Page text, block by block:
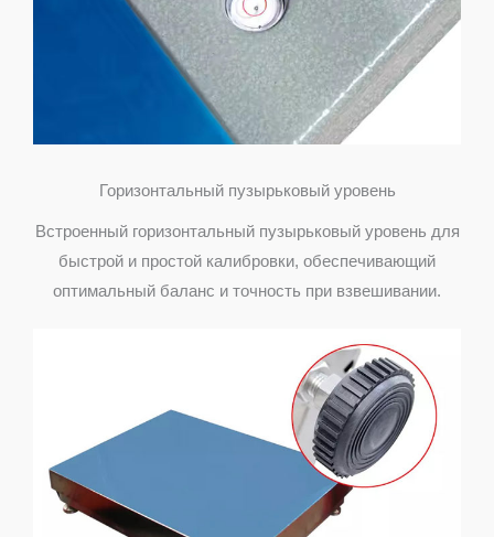
Горизонтальный пузырьковый уровень
Встроенный горизонтальный пузырьковый уровень для
быстрой и простой калибровки, обеспечивающий
оптимальный баланс и точность при взвешивании.